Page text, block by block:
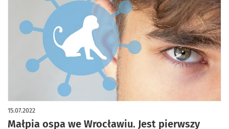
Małpia ospa we Wrocławiu. Jest pierwszy
15.07.2022